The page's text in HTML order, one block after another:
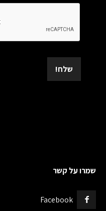
שלח!
שמרו על קשר
Facebook